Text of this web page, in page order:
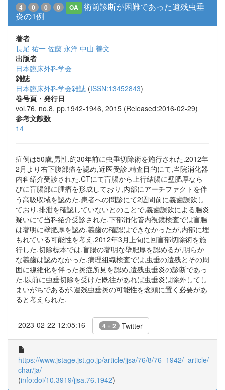
4 0 0 0 OA
術前診断が困難であった遺残虫垂
炎の1例
著者
長尾 祐一 佐藤 永洋 中山 善文
出版者
日本臨床外科学会
雑誌
日本臨床外科学会雑誌 (ISSN:13452843)
巻号頁・発行日
vol.76, no.8, pp.1942-1946, 2015 (Released:2016-02-29)
参考文献数
14
症例は50歳,男性.約30年前に虫垂切除術を施行された.2012年
2月より右下腹部痛を認め,近医受診.精査目的にて,当院消化器
内科紹介受診された.CTにて盲腸から上行結腸に壁肥厚なら
びに盲腸部に腫瘤を形成しており,内部にアーチファクトを伴
う高吸収域を認めた.患者への問診にて2週間前に義歯誤飲し
ており,排泄を確認していないとのことで,義歯誤飲による腸炎
疑いにて当科紹介受診された.下部消化管内視鏡検査では盲腸
は著明に壁肥厚を認め,義歯の確認はできなかったが,内部に埋
もれている可能性を考え,2012年3月上旬に回盲部切除術を施
行した.切除標本では,盲腸の著明な壁肥厚を認めるが,明らか
な義歯は認めなかった.病理組織検査では,虫垂の遺残とその周
囲に線維化を伴った炎症所見を認め,遺残虫垂炎の診断であっ
た.以前に虫垂切除を受けた既往があれば虫垂炎は除外してし
まいがちであるが,遺残虫垂炎の可能性を念頭に置く必要があ
ると考えられた.
2023-02-22 12:05:16 4 + 2 Twitter
https://www.jstage.jst.go.jp/article/jjsa/76/8/76_1942/_article/-
char/ja/
(info:doi/10.3919/jjsa.76.1942)